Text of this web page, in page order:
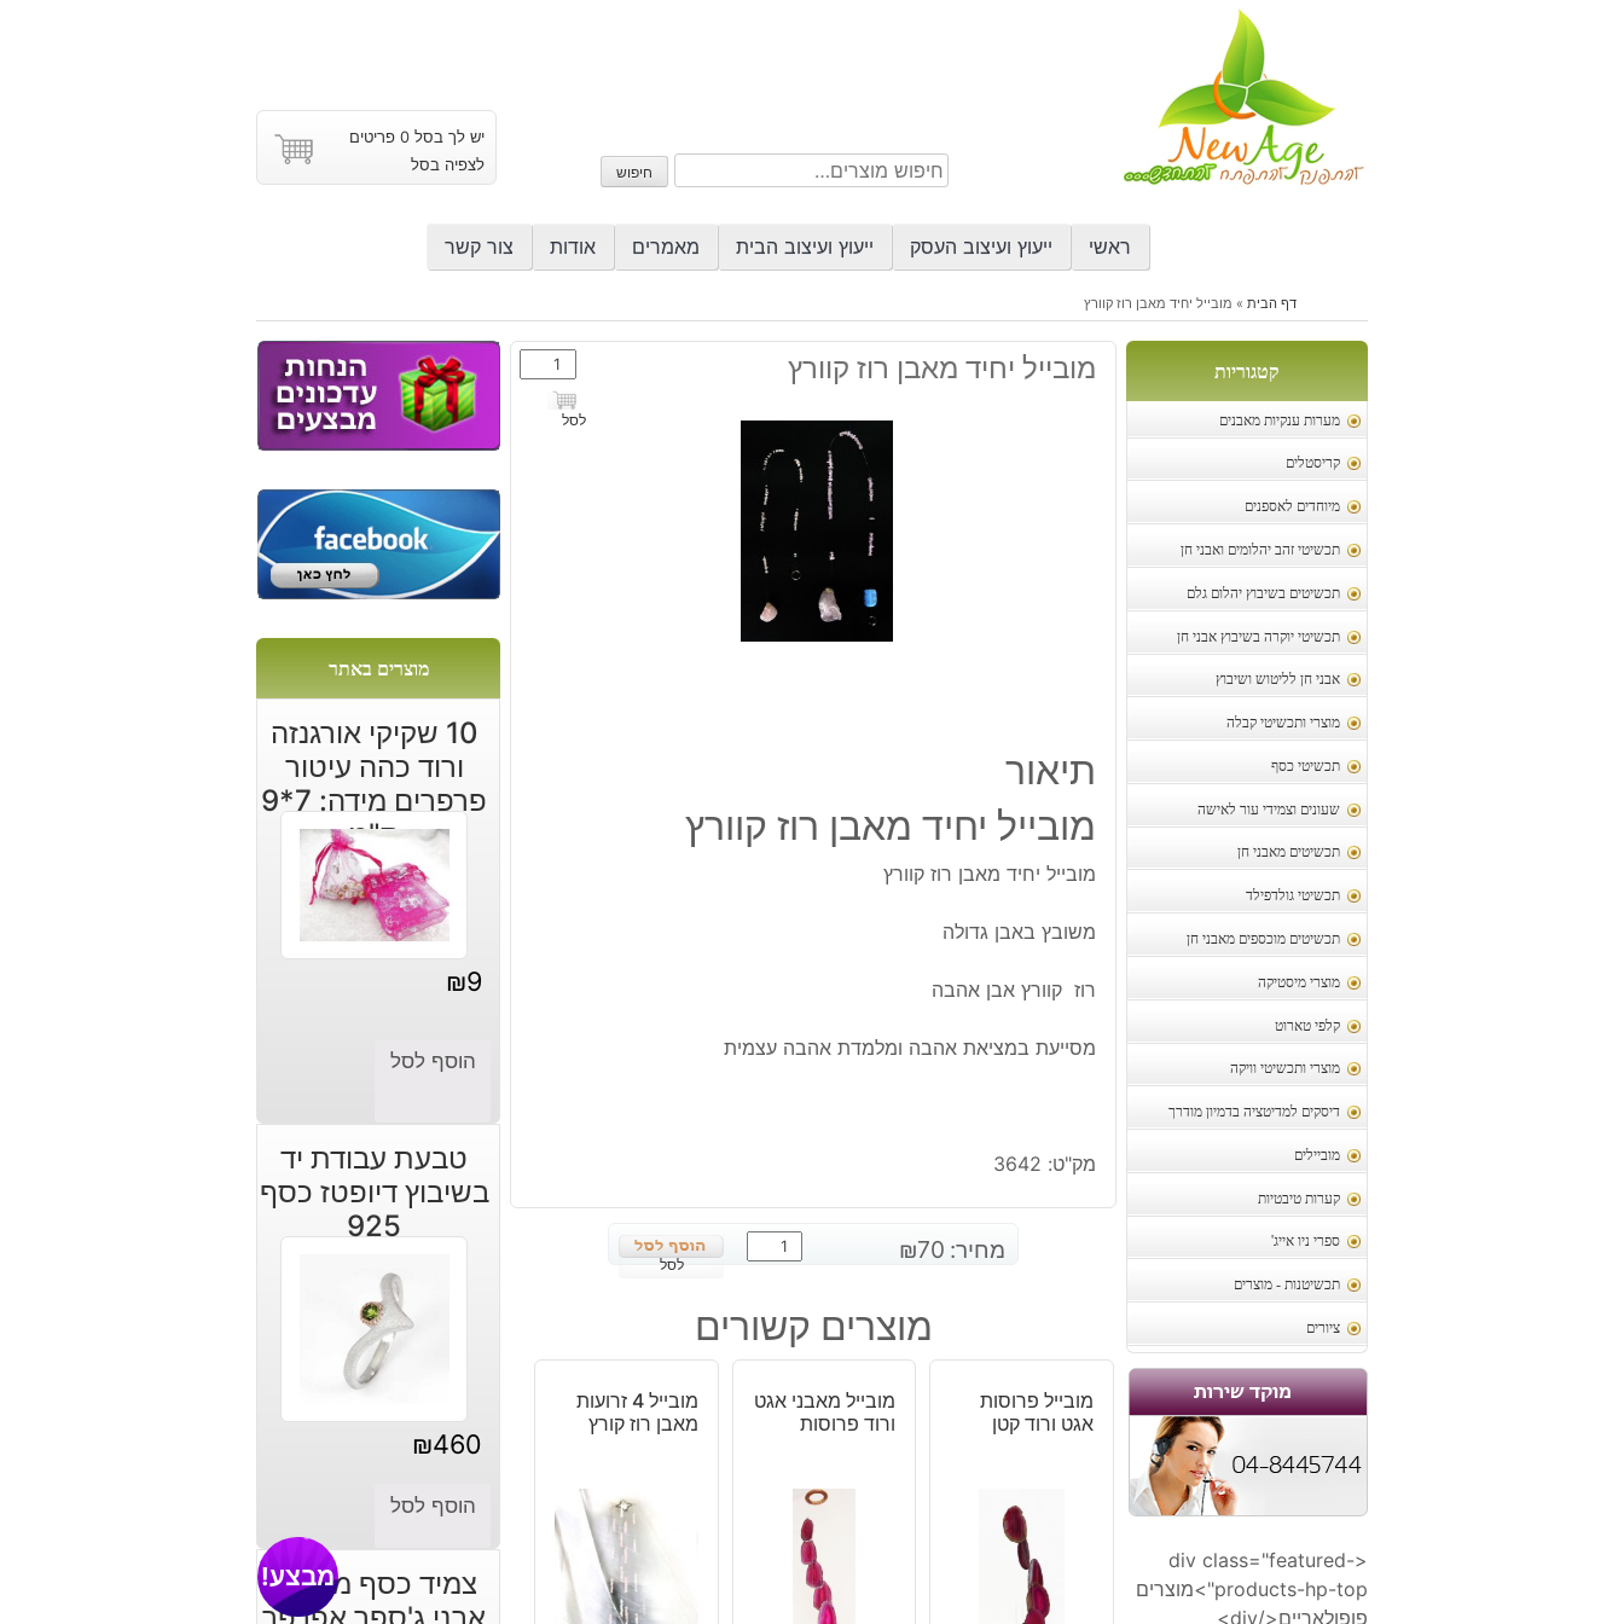
חיפוש
עבור:
חיפוש
יש לך בסל 0 פריטים
לצפיה בסל
ראשי ייעוץ ועיצוב העסק ייעוץ ועיצוב הבית מאמרים אודות צור קשר
דף הבית » מובייל יחיד מאבן רוז קוורץ
קטגוריות
מערות ענקיות מאבנים
קריסטלים
מיוחדים לאספנים
תכשיטי זהב יהלומים ואבני חן
תכשיטים בשיבוץ יהלום גלם
תכשיטי יוקרה בשיבוץ אבני חן
אבני חן לליטוש ושיבוץ
מוצרי ותכשיטי קבלה
תכשיטי כסף
שעונים וצמידי עור לאישה
תכשיטים מאבני חן
תכשיטי גולדפילד
תכשיטים מוכספים מאבני חן
מוצרי מיסטיקה
קלפי טארוט
מוצרי ותכשיטי וויקה
דיסקים למדיטציה בדמיון מודרך
מוביילים
קערות טיבטיות
ספרי ניו אייג'
תכשיטנות - מוצרים
ציורים
<div class="featured-
products-hp-top">מוצרים
פופולאריים</div>
מובייל יחיד מאבן רוז קוורץ
כמות
של
מובייל
לסל
תיאור
מובייל יחיד מאבן רוז קוורץ
מובייל יחיד מאבן רוז קוורץ
משובץ באבן גדולה
רוז קוורץ אבן אהבה
מסייעת במציאת אהבה ומלמדת אהבה עצמית
מק"ט: 3642
מחיר: ₪70
כמות
של
יחיד
מאבן
קוורץ
לסל
מוצרים קשורים
מובייל פרוסות
אגט ורוד קטן
מובייל מאבני אגט
ורוד פרוסות
מובייל 4 זרועות
מאבן רוז קורץ
מוצרים באתר
10 שקיקי אורגנזה
ורוד כהה עיטור
פרפרים מידה: 7*9
ס"מ
₪9
הוסף לסל
טבעת עבודת יד
בשיבוץ דיופטז כסף
925
₪460
הוסף לסל
צמיד כסף משובץ
אבני ג'ספר אפרפר
מבצע!